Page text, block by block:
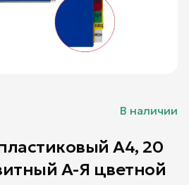
В наличии
А4, 20
А-Я цветной